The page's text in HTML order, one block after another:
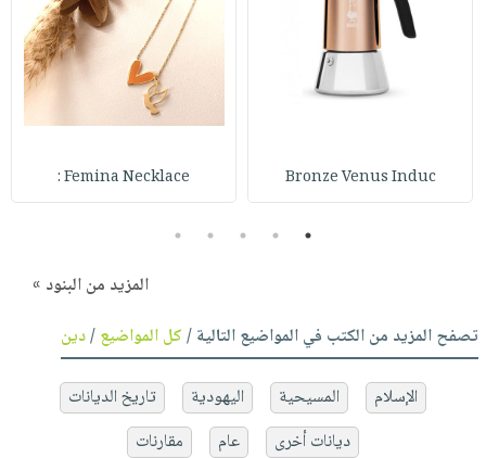
Bronze Venus Induc
Femina Necklace :
1
2
3
4
5
المزيد من البنود »
تصفح المزيد من الكتب في المواضيع التالية /كل المواضيع/دين
الإسلام المسيحية اليهودية
تاريخ الديانات
ديانات أخرى
عام مقارنات